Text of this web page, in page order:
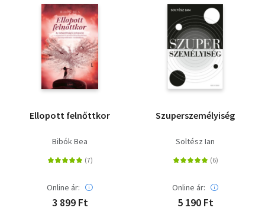
Ellopott felnőttkor
Bibók Bea
Online ár:
3 899 Ft
Szuperszemélyiség
Soltész Ian
Online ár:
5 190 Ft